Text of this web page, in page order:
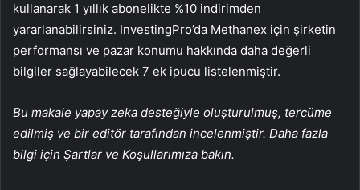
kullanarak 1 yıllık abonelikte %10 indirimden
yararlanabilirsiniz. InvestingPro’da Methanex için şirketin
performansı ve pazar konumu hakkında daha değerli
bilgiler sağlayabilecek 7 ek ipucu listelenmiştir.
Bu makale yapay zeka desteğiyle oluşturulmuş, tercüme
edilmiş ve bir editör tarafından incelenmiştir. Daha fazla
bilgi için Şartlar ve Koşullarımıza bakın.